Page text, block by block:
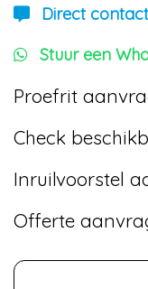
Direct
Stuur een
Proefrit
Check
Inruilvoorstel
Offerte